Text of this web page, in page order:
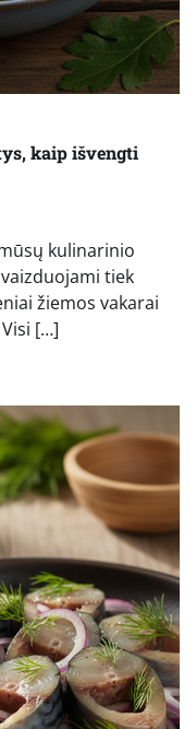
kaip išvengti
kulinarinio
tiek
žiemos vakarai
[…]